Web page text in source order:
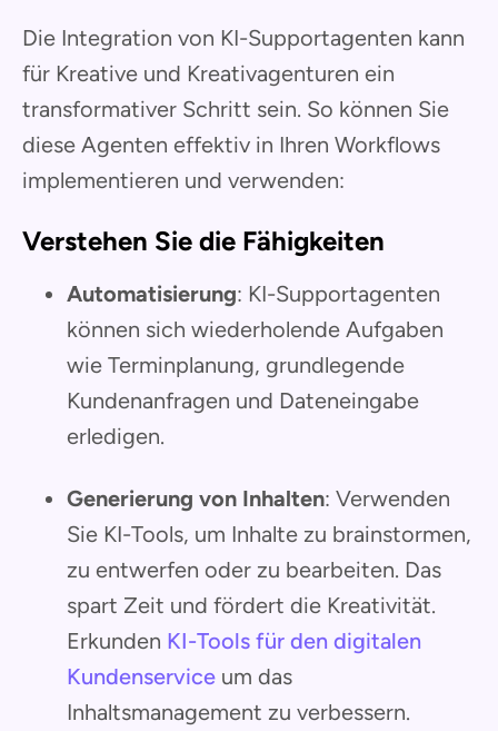
Die Integration von KI-Supportagenten kann
für Kreative und Kreativagenturen ein
transformativer Schritt sein. So können Sie
diese Agenten effektiv in Ihren Workflows
implementieren und verwenden:
Verstehen Sie die Fähigkeiten
Automatisierung: KI-Supportagenten
können sich wiederholende Aufgaben
wie Terminplanung, grundlegende
Kundenanfragen und Dateneingabe
erledigen.
Generierung von Inhalten: Verwenden
Sie KI-Tools, um Inhalte zu brainstormen,
zu entwerfen oder zu bearbeiten. Das
spart Zeit und fördert die Kreativität.
Erkunden KI-Tools für den digitalen
Kundenservice um das
Inhaltsmanagement zu verbessern.